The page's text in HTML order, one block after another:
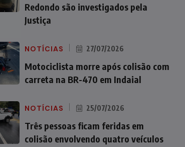
Redondo são investigados pela
Justiça
NOTÍCIAS 27/07/2026
Motociclista morre após colisão com
carreta na BR-470 em Indaial
NOTÍCIAS 25/07/2026
Três pessoas ficam feridas em
colisão envolvendo quatro veículos